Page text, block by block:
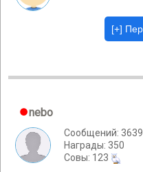
nebo
Сообщений: 3639
Награды: 350
Cовы: 123